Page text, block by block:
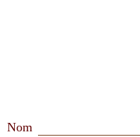
Nom